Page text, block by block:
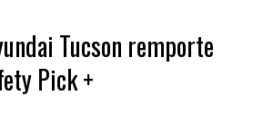
Tucson remporte
Pick +